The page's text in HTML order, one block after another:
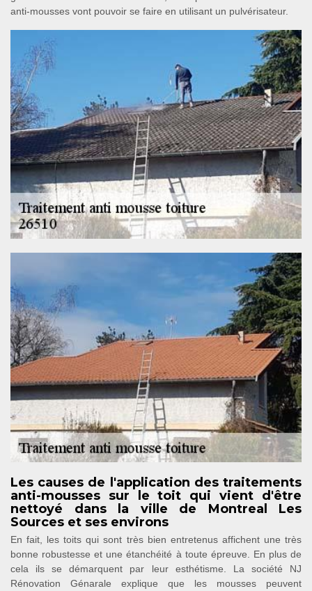
anti-mousses vont pouvoir se faire en utilisant un pulvérisateur.
Les causes de l'application des traitements
anti-mousses sur le toit qui vient d'être
nettoyé dans la ville de Montreal Les
Sources et ses environs
En fait, les toits qui sont très bien entretenus affichent une très
bonne robustesse et une étanchéité à toute épreuve. En plus de
cela ils se démarquent par leur esthétisme. La société NJ
Rénovation Génarale explique que les mousses peuvent